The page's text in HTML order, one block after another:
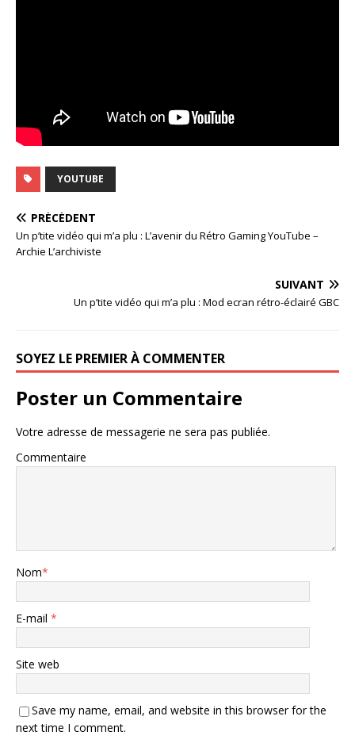
YOUTUBE
PRÉCÉDENT
Un p’tite vidéo qui m’a plu : L’avenir du Rétro Gaming YouTube –
Archie L’archiviste
SUIVANT
Un p’tite vidéo qui m’a plu : Mod ecran rétro-éclairé GBC
SOYEZ LE PREMIER À COMMENTER
Poster un Commentaire
Votre adresse de messagerie ne sera pas publiée.
Commentaire
Nom*
E-mail *
Site web
Save my name, email, and website in this browser for the
next time I comment.